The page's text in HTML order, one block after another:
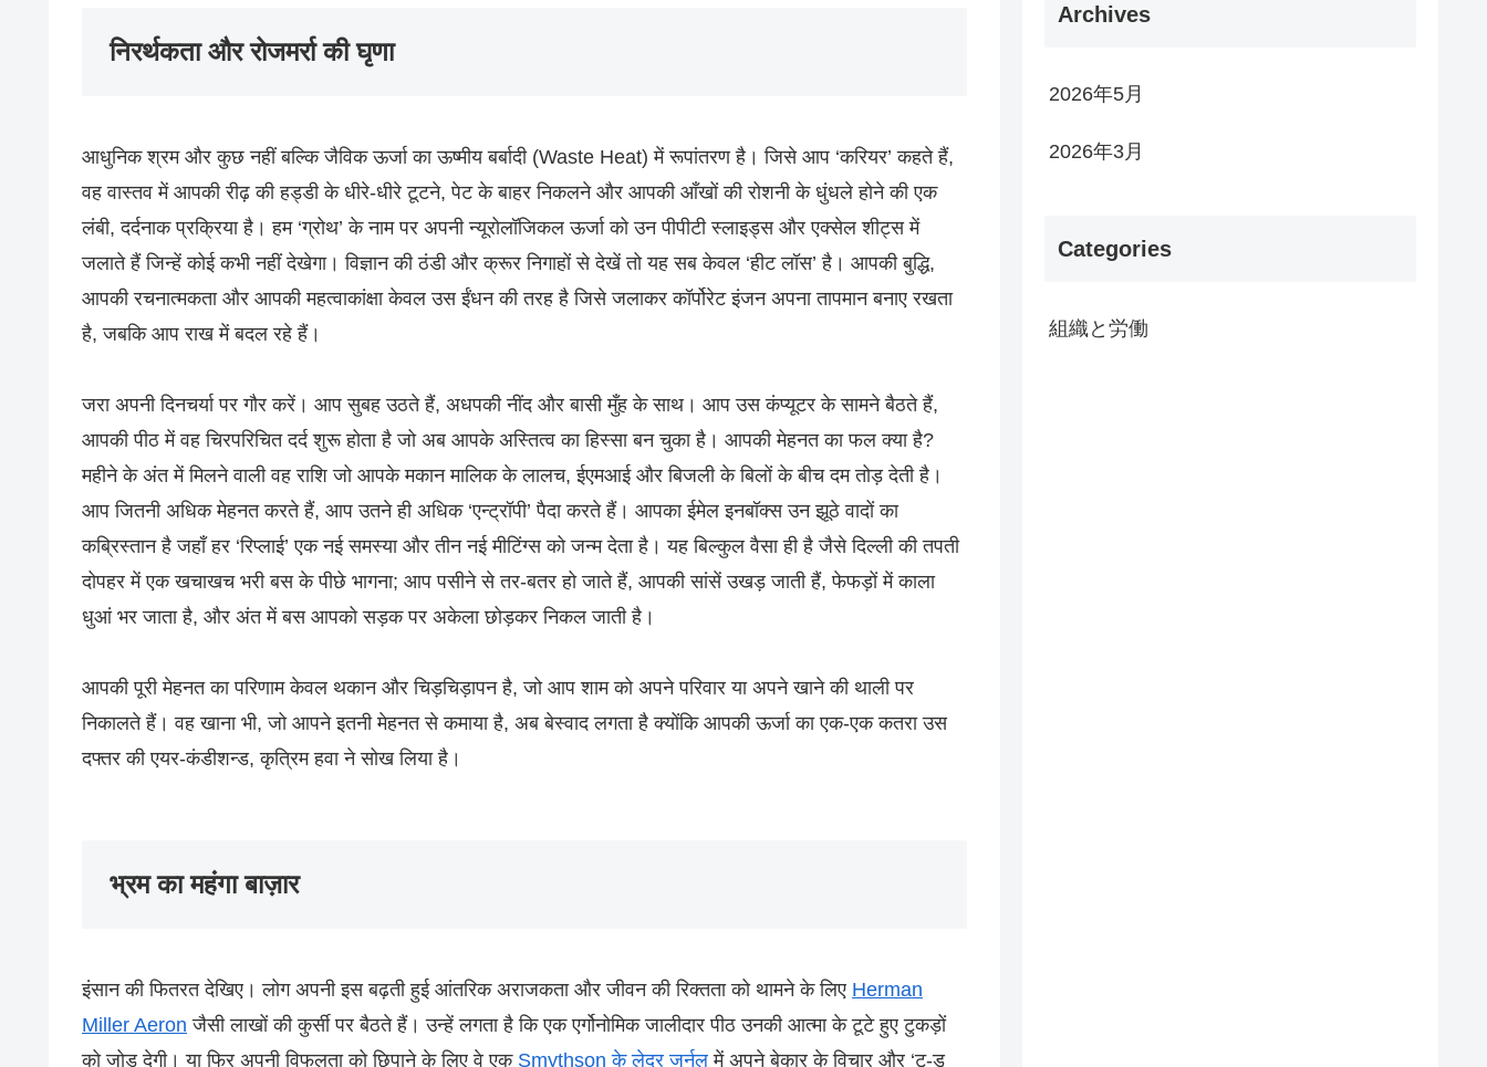
निरर्थकता और रोजमर्रा की घृणा
आधुनिक श्रम और कुछ नहीं बल्कि जैविक ऊर्जा का ऊष्मीय बर्बादी (Waste Heat) में रूपांतरण है। जिसे आप ‘करियर’ कहते हैं,
वह वास्तव में आपकी रीढ़ की हड्डी के धीरे-धीरे टूटने, पेट के बाहर निकलने और आपकी आँखों की रोशनी के धुंधले होने की एक
लंबी, दर्दनाक प्रक्रिया है। हम ‘ग्रोथ’ के नाम पर अपनी न्यूरोलॉजिकल ऊर्जा को उन पीपीटी स्लाइड्स और एक्सेल शीट्स में
जलाते हैं जिन्हें कोई कभी नहीं देखेगा। विज्ञान की ठंडी और क्रूर निगाहों से देखें तो यह सब केवल ‘हीट लॉस’ है। आपकी बुद्धि,
आपकी रचनात्मकता और आपकी महत्वाकांक्षा केवल उस ईंधन की तरह है जिसे जलाकर कॉर्पोरेट इंजन अपना तापमान बनाए रखता
है, जबकि आप राख में बदल रहे हैं।
जरा अपनी दिनचर्या पर गौर करें। आप सुबह उठते हैं, अधपकी नींद और बासी मुँह के साथ। आप उस कंप्यूटर के सामने बैठते हैं,
आपकी पीठ में वह चिरपरिचित दर्द शुरू होता है जो अब आपके अस्तित्व का हिस्सा बन चुका है। आपकी मेहनत का फल क्या है?
महीने के अंत में मिलने वाली वह राशि जो आपके मकान मालिक के लालच, ईएमआई और बिजली के बिलों के बीच दम तोड़ देती है।
आप जितनी अधिक मेहनत करते हैं, आप उतने ही अधिक ‘एन्ट्रॉपी’ पैदा करते हैं। आपका ईमेल इनबॉक्स उन झूठे वादों का
कब्रिस्तान है जहाँ हर ‘रिप्लाई’ एक नई समस्या और तीन नई मीटिंग्स को जन्म देता है। यह बिल्कुल वैसा ही है जैसे दिल्ली की तपती
दोपहर में एक खचाखच भरी बस के पीछे भागना; आप पसीने से तर-बतर हो जाते हैं, आपकी सांसें उखड़ जाती हैं, फेफड़ों में काला
धुआं भर जाता है, और अंत में बस आपको सड़क पर अकेला छोड़कर निकल जाती है।
आपकी पूरी मेहनत का परिणाम केवल थकान और चिड़चिड़ापन है, जो आप शाम को अपने परिवार या अपने खाने की थाली पर
निकालते हैं। वह खाना भी, जो आपने इतनी मेहनत से कमाया है, अब बेस्वाद लगता है क्योंकि आपकी ऊर्जा का एक-एक कतरा उस
दफ्तर की एयर-कंडीशन्ड, कृत्रिम हवा ने सोख लिया है।
भ्रम का महंगा बाज़ार
इंसान की फितरत देखिए। लोग अपनी इस बढ़ती हुई आंतरिक अराजकता और जीवन की रिक्तता को थामने के लिए Herman
Miller Aeron जैसी लाखों की कुर्सी पर बैठते हैं। उन्हें लगता है कि एक एर्गोनोमिक जालीदार पीठ उनकी आत्मा के टूटे हुए टुकड़ों
को जोड़ देगी। या फिर अपनी विफलता को छिपाने के लिए वे एक Smythson के लेदर जर्नल में अपने बेकार के विचार और ‘टू-डू
Archives
2026年5月
2026年3月
Categories
組織と労働